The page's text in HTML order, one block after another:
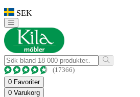
SEK
(17366)
0 Favoriter
0 Varukorg